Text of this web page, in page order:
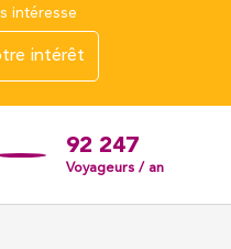
intéresse
intérêt
92 247
Voyageurs / an